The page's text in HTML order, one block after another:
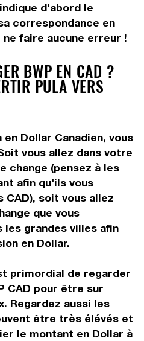
d'abord le
correspondance en
faire aucune erreur !
BWP EN CAD ?
PULA VERS
Dollar Canadien, vous
vous allez dans votre
change (pensez à les
afin qu'ils vous
soit vous allez
que vous
grandes villes afin
en Dollar.
primordial de regarder
CAD pour être sur
Regardez aussi les
être très élévés et
le montant en Dollar à